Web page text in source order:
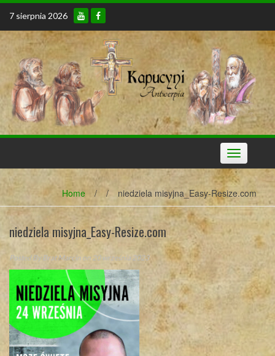
Skip
content
7 sierpnia 2026
Toggle
navigation
Home / / niedziela misyjna_Easy-Resize.com
niedziela misyjna_Easy-Resize.com
Posted ByBrat Marcin on 20 września 2023